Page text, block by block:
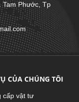
Tam Phước, Tp
CỦA CHÚNG TÔI
cấp vật tư